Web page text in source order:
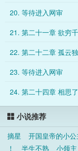
20. 等待进入网审
21. 第二十一章 欲穷
22. 第二十二章 孤云
23. 等待进入网审
24. 第二十四章 相思
小说推荐
摘星 开国皇帝的小公
！
半生不熟 小领主